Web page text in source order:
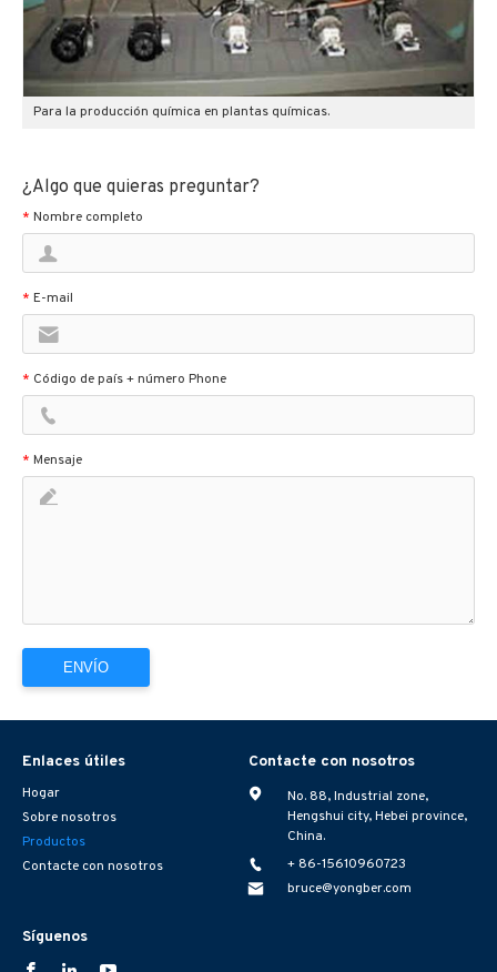
Para la producción química en plantas químicas.
¿Algo que quieras preguntar?
* Nombre completo
* E-mail
* Código de país + número Phone
* Mensaje
Enlaces útiles
Hogar
Sobre nosotros
Productos
Contacte con nosotros
Contacte con nosotros
No. 88, Industrial zone,
Hengshui city, Hebei province,
China.
+ 86-15610960723
bruce@yongber.com
Síguenos